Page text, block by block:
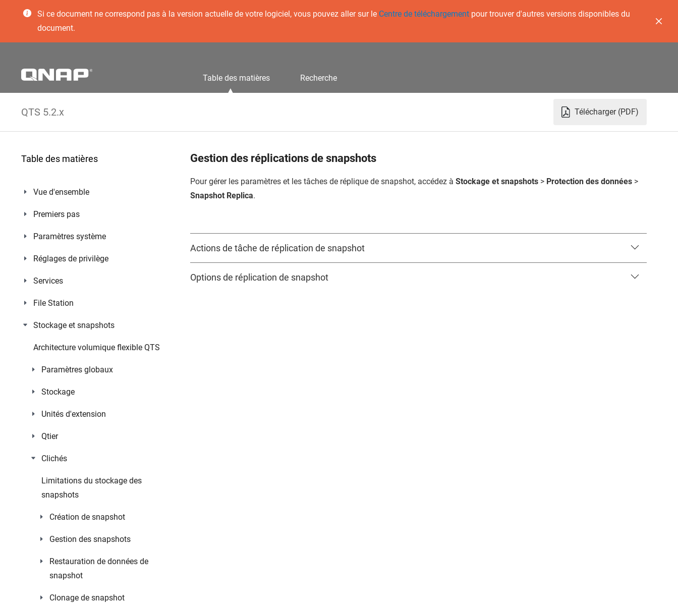
Si ce document ne correspond pas à la version actuelle de votre logiciel, vous pouvez aller sur le Centre de téléchargementpour trouver d'autres versions disponibles du
document.
Table des matières Recherche
QTS 5.2.x Télécharger (PDF)
Table des matières
Vue d'ensemble
Premiers pas
Paramètres système
Réglages de privilège
Services
File Station
Stockage et snapshots
Architecture volumique flexible QTS
Paramètres globaux
Stockage
Unités d'extension
Qtier
Clichés
Limitations du stockage des
snapshots
Création de snapshot
Gestion des snapshots
Restauration de données de
snapshot
Clonage de snapshot
Gestion des réplications de snapshots
Pour gérer les paramètres et les tâches de réplique de snapshot, accédez à Stockage et snapshots > Protection des données >
Snapshot Replica.
Actions de tâche de réplication de snapshot
Options de réplication de snapshot